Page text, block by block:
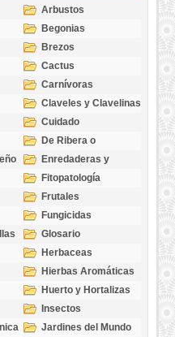
Arbustos
Begonias
Brezos
Cactus
Carnívoras
Claveles y Clavelinas
Cuidado
De Ribera o
Palustres
Enredaderas y
cubresuelos
Fitopatología
Frutales
Fungicidas
Glosario
Herbaceas
Hierbas Aromáticas
Huerto y Hortalizas
Insectos
Jardines del Mundo